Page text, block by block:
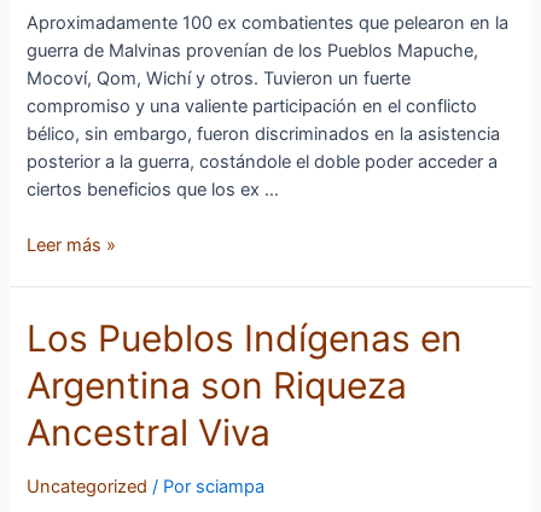
Aproximadamente 100 ex combatientes que pelearon en la
guerra de Malvinas provenían de los Pueblos Mapuche,
Mocoví, Qom, Wichí y otros. Tuvieron un fuerte
compromiso y una valiente participación en el conflicto
bélico, sin embargo, fueron discriminados en la asistencia
posterior a la guerra, costándole el doble poder acceder a
ciertos beneficios que los ex …
y
de
los
en
guerra
Malvinas
Leer más »
Los Pueblos Indígenas en
Argentina son Riqueza
Ancestral Viva
Uncategorized / Por sciampa
Los
Pueblos
Indígenas
Argentina
Riqueza